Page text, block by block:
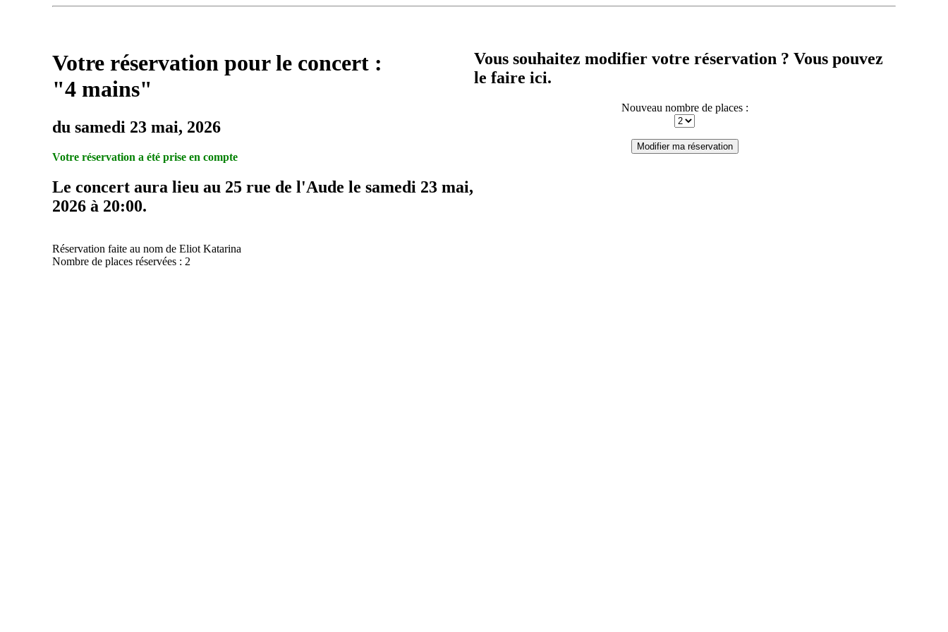
Votre réservation pour le concert :
"4 mains"
du samedi 23 mai, 2026
Votre réservation a été prise en compte
Le concert aura lieu au 25 rue de l'Aude le samedi 23 mai,
2026 à 20:00.
Réservation faite au nom de Eliot Katarina
Nombre de places réservées : 2
Vous souhaitez modifier votre réservation ? Vous pouvez
le faire ici.
Nouveau nombre de places :